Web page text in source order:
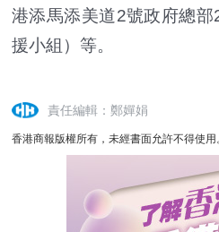
港添馬添美道2號政府總
援小組）等。
責任編輯：鄭嬋娟
香港商報版權所有，未經書面允許不得使用